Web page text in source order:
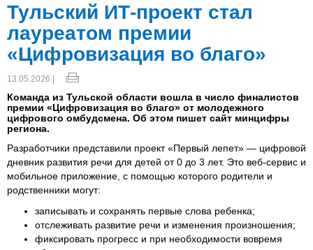
Тульский ИТ-проект стал
лауреатом премии
«Цифровизация во благо»
13.05.2026 |
Команда из Тульской области вошла в число финалистов
премии «Цифровизация во благо» от молодежного
цифрового омбудсмена. Об этом пишет сайт минцифры
региона.
Разработчики представили проект «Первый лепет» — цифровой
дневник развития речи для детей от 0 до 3 лет. Это веб-сервис и
мобильное приложение, с помощью которого родители и
родственники могут:
записывать и сохранять первые слова ребенка;
отслеживать развитие речи и изменения произношения;
фиксировать прогресс и при необходимости вовремя